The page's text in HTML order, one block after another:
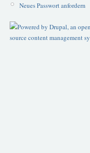
Neues Passwort anfordern